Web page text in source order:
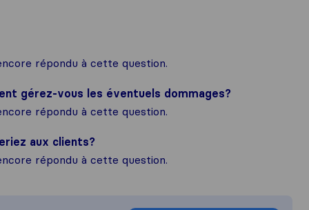
répondu à cette question.
gérez-vous les éventuels dommages?
répondu à cette question.
aux clients?
répondu à cette question.